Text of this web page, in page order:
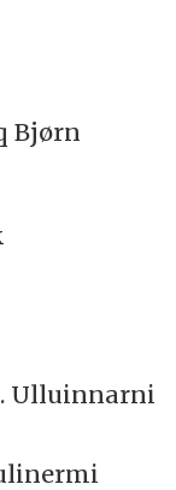
Bjørn
Ulluinnarni